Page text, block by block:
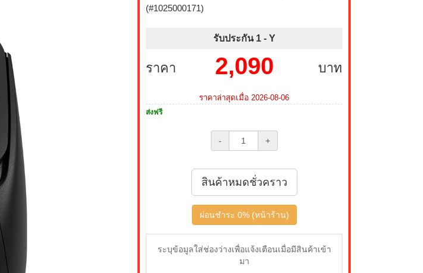
(#1025000171)
รับประกัน 1 - Y
ราคา บาท
2,090
ราคาล่าสุดเมื่อ 2026-08-06
ส่งฟรี
- +
สินค้าหมดชั่วคราว
ผ่อนชำระ 0% (หน้าร้าน)
ระบุข้อมูลใส่ช่องว่างเพื่อแจ้งเตือนเมื่อมีสินค้าเข้า
มา